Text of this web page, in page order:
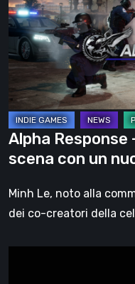
Gooseman
torna
scena
con
un
nuovo
sparatutto
tattico
Alpha Response
scena con un
Minh Le, noto alla
dei co-creatori della